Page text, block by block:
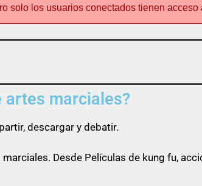
solo los usuarios conectados tienen acceso
artes marciales?
descargar y debatir.
Desde Películas de kung fu,